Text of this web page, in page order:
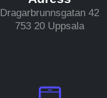
Dragarbrunnsgatan 42
753 20 Uppsala